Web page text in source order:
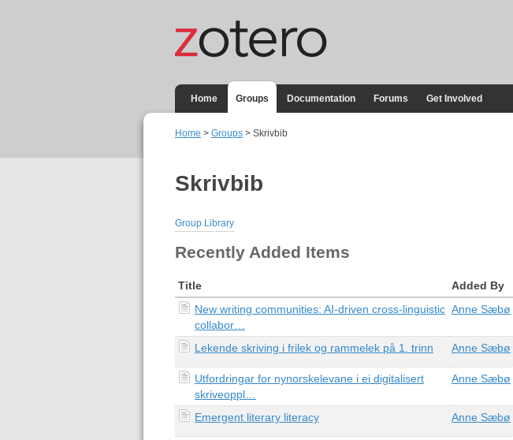
Home Groups Documentation Forums Get Involved
Home > Groups > Skrivbib
Skrivbib
Group Library
Recently Added Items
Title Added By
New writing communities: AI-driven cross-linguistic
collabor…
Anne Sæbø
Lekende skriving i frilek og rammelek på 1. trinn Anne Sæbø
Utfordringar for nynorskelevane i ei digitalisert
skriveoppl…
Anne Sæbø
Emergent literary literacy Anne Sæbø